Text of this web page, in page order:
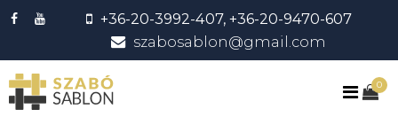
+36-20-3992-407, +36-20-9470-607
szabosablon@gmail.com
0